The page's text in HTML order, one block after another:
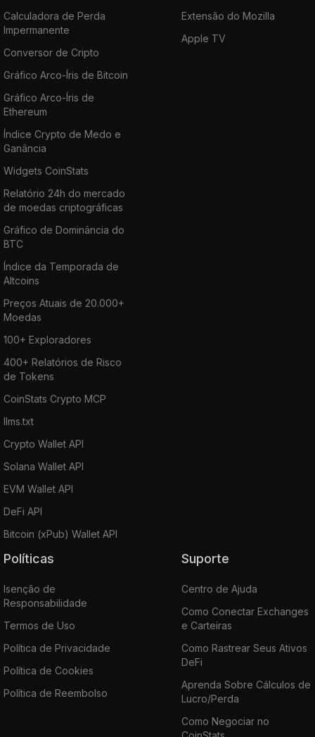
Calculadora de Perda
Impermanente
Conversor de Cripto
Gráfico Arco-Íris de Bitcoin
Gráfico Arco-Íris de
Ethereum
Índice Crypto de Medo e
Ganância
Widgets CoinStats
Relatório 24h do mercado
de moedas criptográficas
Gráfico de Dominância do
BTC
Índice da Temporada de
Altcoins
Preços Atuais de 20.000+
Moedas
100+ Exploradores
400+ Relatórios de Risco
de Tokens
CoinStats Crypto MCP
llms.txt
Crypto Wallet API
Solana Wallet API
EVM Wallet API
DeFi API
Bitcoin (xPub) Wallet API
Extensão do Mozilla
Apple TV
Políticas
Isenção de
Responsabilidade
Termos de Uso
Política de Privacidade
Política de Cookies
Política de Reembolso
Suporte
Centro de Ajuda
Como Conectar Exchanges
e Carteiras
Como Rastrear Seus Ativos
DeFi
Aprenda Sobre Cálculos de
Lucro/Perda
Como Negociar no